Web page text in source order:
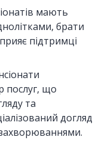
мають
брати
підтримці
послуг, що
та
догляд